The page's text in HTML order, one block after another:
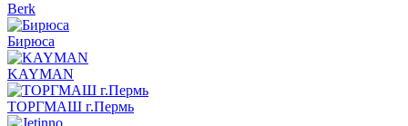
Berk
Бирюса
KAYMAN
ТОРГМАШ г.Пермь